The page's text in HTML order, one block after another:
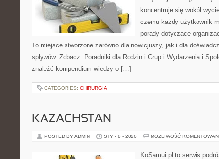
koncentruje się wokół
czemu każdy użytkownik
porady dotyczące
To miejsce stworzone zarówno dla nowicjuszy, jak i dla
spływów. Zobacz: Poradniki dla Rodzin i Grup i Wydarzenia i
znaleźć kompendium wiedzy o […]
CATEGORIES: CHIRURGIA
KAZACHSTAN
POSTED BY ADMIN STY - 8 - 2026 MOŻLIWOŚĆ
KoSamui.pl to serwis